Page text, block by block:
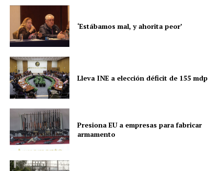
‘Estábamos mal, y ahorita peor’
Lleva INE a elección déficit de 155 mdp
Presiona EU a empresas para fabricar
armamento